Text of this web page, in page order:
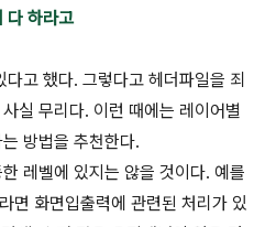
다 하라고
고 했다. 그렇다고 헤더파일을 죄
실 무리다. 이런 때에는 레이어별
방법을 추천한다.
레벨에 있지는 않을 것이다. 예를
면 화면입출력에 관련된 처리가 있